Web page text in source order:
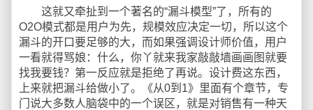
这就又牵扯到一个著名的“漏斗模型”了，所有的
O2O模式都是用户为先，规模效应决定一切，所以这个
漏斗的开口要足够的大，而如果强调设计师价值，用户
一看就得骂娘：什么，你丫就来我家敲敲墙画画图就要
找我要钱？第一反应就是拒绝了再说。设计费这东西，
上来就把漏斗给做小了。《从0到1》里面有个章节，专
门说大多数人脑袋中的一个误区，就是对销售有一种天